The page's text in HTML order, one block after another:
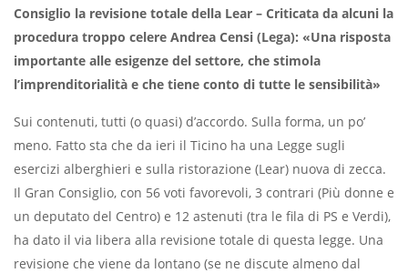
Consiglio la revisione totale della Lear – Criticata da alcuni la
procedura troppo celere Andrea Censi (Lega): «Una risposta
importante alle esigenze del settore, che stimola
l’imprenditorialità e che tiene conto di tutte le sensibilità»
Sui contenuti, tutti (o quasi) d’accordo. Sulla forma, un po’
meno. Fatto sta che da ieri il Ticino ha una Legge sugli
esercizi alberghieri e sulla ristorazione (Lear) nuova di zecca.
Il Gran Consiglio, con 56 voti favorevoli, 3 contrari (Più donne e
un deputato del Centro) e 12 astenuti (tra le fila di PS e Verdi),
ha dato il via libera alla revisione totale di questa legge. Una
revisione che viene da lontano (se ne discute almeno dal